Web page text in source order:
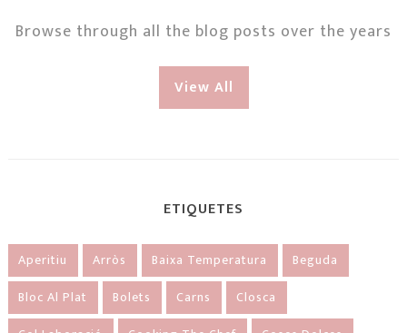
Browse through all the blog posts over the years
View All
ETIQUETES
Aperitiu Arròs Baixa Temperatura
Beguda
Bloc Al Plat
Bolets Carns
Closca